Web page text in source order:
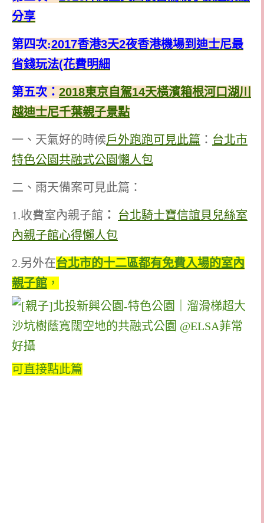
分享
第四次:2017香港3天2夜香港機場到迪士尼最
省錢玩法(花費明細
第五次： 2018東京自駕14天橫濱箱根河口湖川
越迪士尼千葉親子景點
一、天氣好的時候戶外跑跑可見此篇 ： 台北市
特色公園共融式公園懶人包
二、雨天備案可見此篇：
1.收費室內親子館 ：
台北騎士寶信誼貝兒絲室
內親子館心得懶人包
2.另外在台北市的十二區都有免費入場的室內
親子館 ，
可直接點此篇